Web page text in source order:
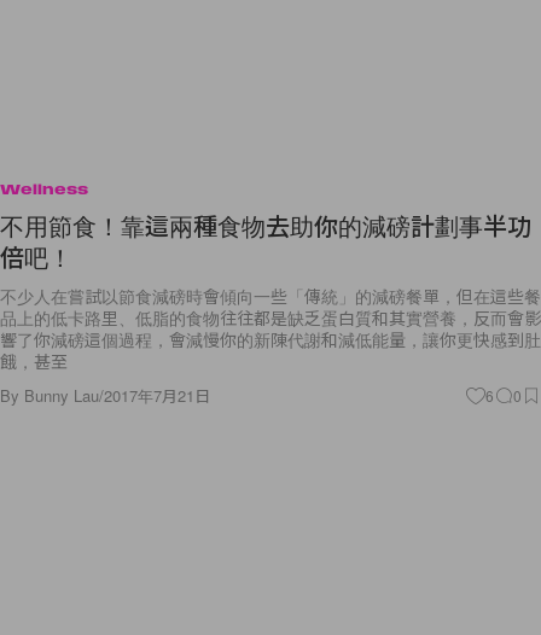
Wellness
不用節食！靠這兩種食物去助你的減磅計劃事半功
倍吧！
不少人在嘗試以節食減磅時會傾向一些「傳統」的減磅餐單，但在這些餐
品上的低卡路里、低脂的食物往往都是缺乏蛋白質和其實營養，反而會影
響了你減磅這個過程，會減慢你的新陳代謝和減低能量，讓你更快感到肚
餓，甚至
By Bunny Lau/2017年7月21日 6 0